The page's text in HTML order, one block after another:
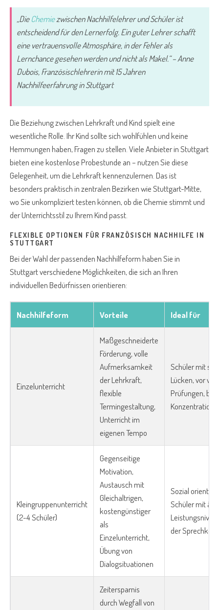
„DieChemiezwischen Nachhilfelehrer und Schüler ist
entscheidend für den Lernerfolg. Ein guter Lehrer schafft
eine vertrauensvolle Atmosphäre, in der Fehler als
Lernchance gesehen werden und nicht als Makel.“ – Anne
Dubois, Französischlehrerin mit 15 Jahren
Nachhilfeerfahrung in Stuttgart
Die Beziehung zwischen Lehrkraft und Kind spielt eine
wesentliche Rolle. Ihr Kind sollte sich wohlfühlen und keine
Hemmungen haben, Fragen zu stellen. Viele Anbieter in Stuttgart
bieten eine kostenlose Probestunde an – nutzen Sie diese
Gelegenheit, um die Lehrkraft kennenzulernen. Das ist
besonders praktisch in zentralen Bezirken wie Stuttgart-Mitte,
wo Sie unkompliziert testen können, ob die Chemie stimmt und
der Unterrichtsstil zu Ihrem Kind passt.
FLEXIBLE OPTIONEN FÜR FRANZÖSISCH NACHHILFE IN
STUTTGART
Bei der Wahl der passenden Nachhilfeform haben Sie in
Stuttgart verschiedene Möglichkeiten, die sich an Ihren
individuellen Bedürfnissen orientieren:
Nachhilfeform Vorteile Ideal für
Einzelunterricht
Maßgeschneiderte
Förderung, volle
Aufmerksamkeit
der Lehrkraft,
flexible
Termingestaltung,
Unterricht im
eigenen Tempo
Schüler mit
Lücken, vor
Prüfungen, bei
Kleingruppenunterricht
(2-4 Schüler)
Gegenseitige
Motivation,
Austausch mit
Gleichaltrigen,
kostengünstiger
als
Einzelunterricht,
Übung von
Dialogsituationen
Sozial
Schüler mit
der
Zeitersparnis
durch Wegfall von